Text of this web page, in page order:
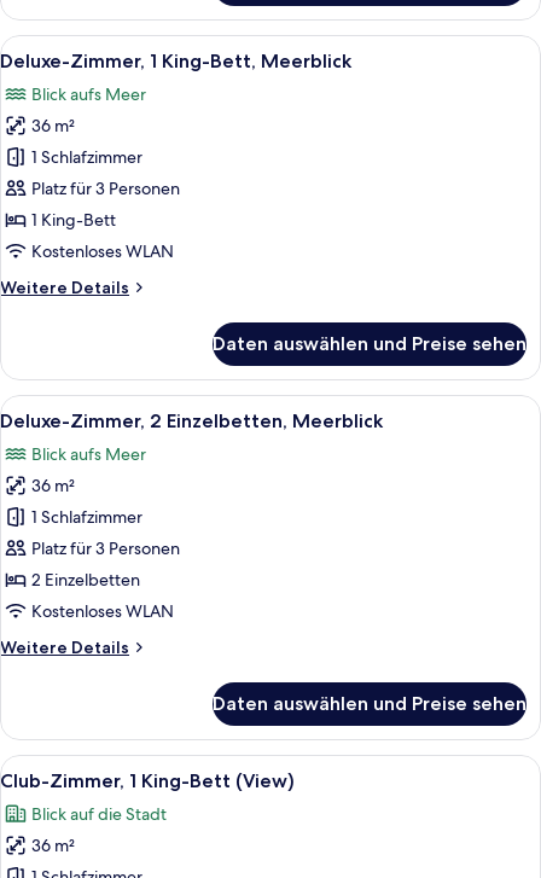
Zimmer,
2 Einzelbetten
(View)
Alle
Fotos
für
Deluxe-
Zimmer,
1 King-
Bett,
Meerblick
Blick auf das Wasserufer mit einem
14
Deluxe-Zimmer, 1 King-Bett, Meerblick
Blick aufs Meer
36 m²
1 Schlafzimmer
Platz für 3 Personen
1 King-Bett
Kostenloses WLAN
Weitere Details
Weitere
Zimmer,
1 King-
Bett,
Daten auswählen und Preise sehen
Alle
Fotos
für
Deluxe-
Zimmer,
2 Einzelbetten,
Meerblick
anzeigen
Blick auf das Wasserufer mit einem
8
Deluxe-Zimmer, 2 Einzelbetten, Meerblick
Blick aufs Meer
36 m²
1 Schlafzimmer
Platz für 3 Personen
2 Einzelbetten
Kostenloses WLAN
Weitere Details
Weitere
Zimmer,
2 Einzelbetten,
Meerblick
Daten auswählen und Preise sehen
Alle
Fotos
für
Club-
Ein modernes Hotelzimmer mit
12
Club-Zimmer, 1 King-Bett (View)
Blick auf die Stadt
36 m²